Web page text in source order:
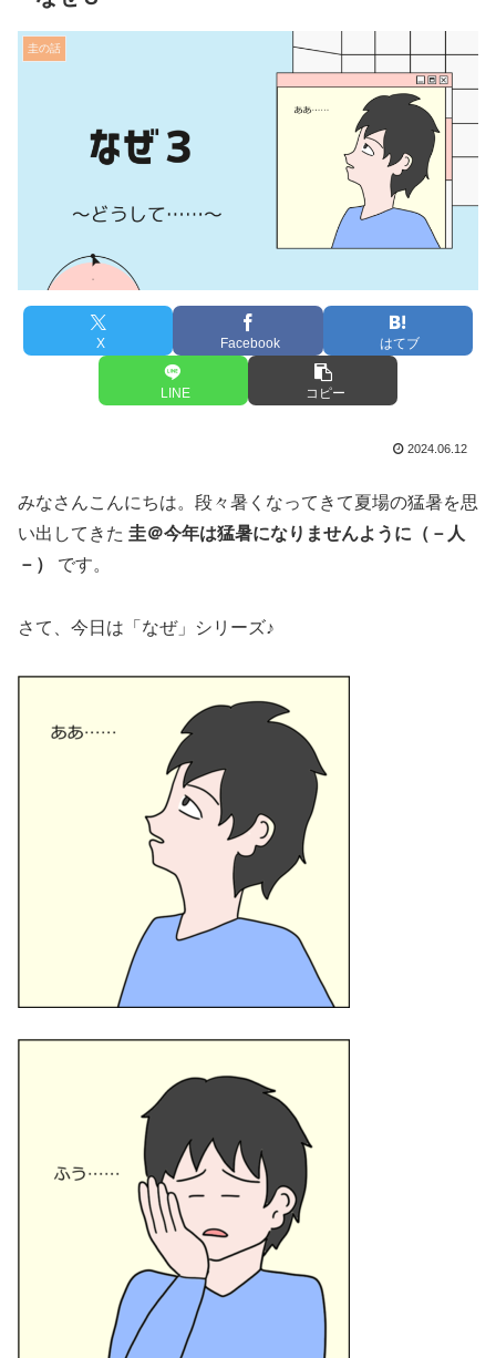
圭の話
X Facebook はてブ
LINE コピー
2024.06.12
みなさんこんにちは。段々暑くなってきて夏場の猛暑を思
い出してきた 圭＠今年は猛暑になりませんように（－人
－）
です。
さて、今日は「なぜ」シリーズ♪